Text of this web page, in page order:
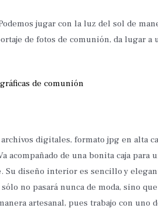
jugar con la luz del sol de
de fotos de comunión, da lugar
de comunión
digitales, formato jpg en alta
acompañado de una bonita caja
diseño interior es sencillo y
no pasará nunca de moda, sino
artesanal, pues trabajo con uno